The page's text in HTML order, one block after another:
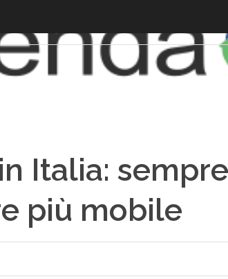
Italia:
più mobile